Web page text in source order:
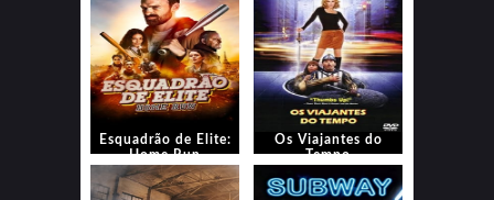
Esquadrão de Elite:
Home Run
Os Viajantes do
Tempo